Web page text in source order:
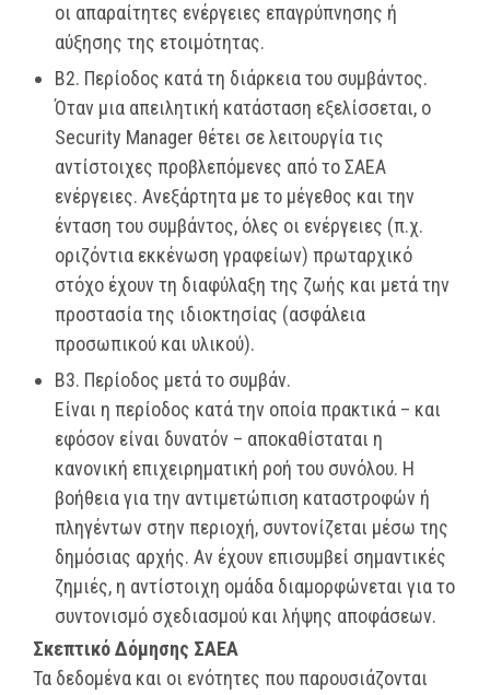
οι απαραίτητες ενέργειες επαγρύπνησης ή
αύξησης της ετοιμότητας.
Β2. Περίοδος κατά τη διάρκεια του συμβάντος.
Όταν μια απειλητική κατάσταση εξελίσσεται, ο
Security Manager θέτει σε λειτουργία τις
αντίστοιχες προβλεπόμενες από το ΣΑΕΑ
ενέργειες. Ανεξάρτητα με το μέγεθος και την
ένταση του συμβάντος, όλες οι ενέργειες (π.χ.
οριζόντια εκκένωση γραφείων) πρωταρχικό
στόχο έχουν τη διαφύλαξη της ζωής και μετά την
προστασία της ιδιοκτησίας (ασφάλεια
προσωπικού και υλικού).
Β3. Περίοδος μετά το συμβάν.
Είναι η περίοδος κατά την οποία πρακτικά – και
εφόσον είναι δυνατόν – αποκαθίσταται η
κανονική επιχειρηματική ροή του συνόλου. Η
βοήθεια για την αντιμετώπιση καταστροφών ή
πληγέντων στην περιοχή, συντονίζεται μέσω της
δημόσιας αρχής. Αν έχουν επισυμβεί σημαντικές
ζημιές, η αντίστοιχη ομάδα διαμορφώνεται για το
συντονισμό σχεδιασμού και λήψης αποφάσεων.
Σκεπτικό Δόμησης ΣΑΕΑ
Τα δεδομένα και οι ενότητες που παρουσιάζονται